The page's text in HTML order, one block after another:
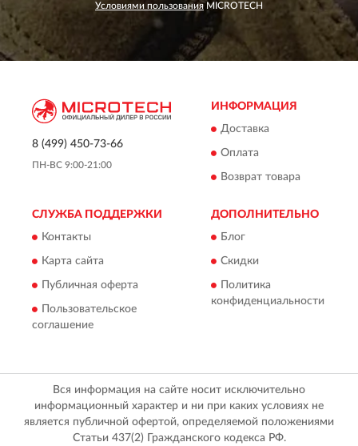
Условиями пользованияMICROTECH
8 (499) 450-73-66
ПН-ВС 9:00-21:00
ИНФОРМАЦИЯ
Доставка
Оплата
Возврат товара
СЛУЖБА ПОДДЕРЖКИ
Контакты
Карта сайта
Публичная оферта
Пользовательское
соглашение
ДОПОЛНИТЕЛЬНО
Блог
Скидки
Политика
конфиденциальности
Вся информация на сайте носит исключительно
информационный характер и ни при каких условиях не
является публичной офертой, определяемой положениями
Статьи 437(2) Гражданского кодекса РФ.